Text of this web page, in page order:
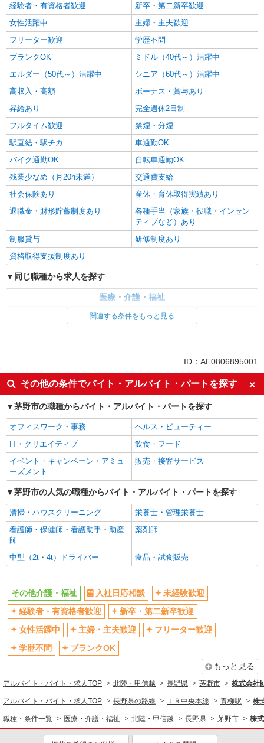
経験者・有資格者歓迎
新卒・第二新卒歓迎
女性活躍中
主婦・主夫歓迎
フリーター歓迎
学歴不問
ブランクOK
ミドル（40代～）活躍中
エルダー（50代～）活躍中
シニア（60代～）活躍中
高収入・高額
ボーナス・賞与あり
昇給あり
完全週休2日制
フルタイム歓迎
禁煙・分煙
駅直結・駅チカ
車通勤OK
バイク通勤OK
自転車通勤OK
残業少なめ（月20h未満）
交通費支給
社会保険あり
産休・育休取得実績あり
退職金・財形貯蓄制度あり
各種手当（家族・役職・インセン
ティブなど）あり
制服貸与
研修制度あり
資格取得支援制度あり
同じ職種から求人を探す
医療・介護・福祉
同じ特徴から求人を探す
交通費支給
社会保険あり
産休・育休取得実績あり
関連する条件をもっと見る
ID：AE0806895001
その他の条件でバイト・アルバイト・パートを探す
茅野市の職種からバイト・アルバイト・パートを探す
オフィスワーク・事務
ヘルス・ビューティー
IT・クリエイティブ
飲食・フード
イベント・キャンペーン・アミュ
ーズメント
販売・接客サービス
茅野市の人気の職種からバイト・アルバイト・パートを探す
清掃・ハウスクリーニング
栄養士・管理栄養士
看護師・保健師・看護助手・助産
師
薬剤師
中型（2t・4t）ドライバー 食品・試食販売
その他介護・福祉 入社日応相談
未経験歓迎
経験者・有資格者歓迎
新卒・第二新卒歓迎
女性活躍中
主婦・主夫歓迎
フリーター歓迎
学歴不問
ブランクOK
もっと見る
アルバイト・バイト・求人TOP 北陸・甲信越 長野県 茅野市 株式会社
アルバイト・バイト・求人TOP 長野県の路線 ＪＲ中央本線 青柳駅 株
職種・条件一覧 医療・介護・福祉 北陸・甲信越 長野県 茅野市 株